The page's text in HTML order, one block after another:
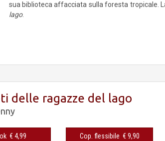
sua biblioteca affacciata sulla foresta tropicale.
lago.
delle ragazze del lago
eBook € 4,99 Cop. flessibile € 9,90